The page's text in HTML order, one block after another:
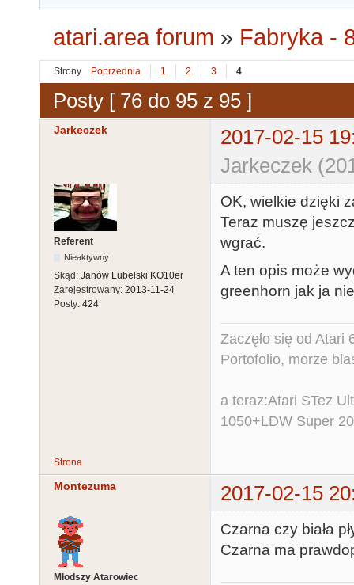
atari.area forum » Fabryka -
Strony Poprzednia 1 2 3 4
Posty [ 76 do 95 z 95 ]
Jarkeczek
2017-02-15
Jarkeczek
Referent
Nieaktywny
Skąd: Janów Lubelski KO10er
Zarejestrowany: 2013-11-24
Posty: 424
OK, wielkie dzięki
Teraz muszę
wgrać.
A ten opis może
greenhorn jak ja
Zaczęło się od
Portofolio, morze
a teraz:Atari STez
1050+LDW Super
Strona
Montezuma 2017-02-15
Młodszy Atarowiec
Czarna czy biała
Czarna ma